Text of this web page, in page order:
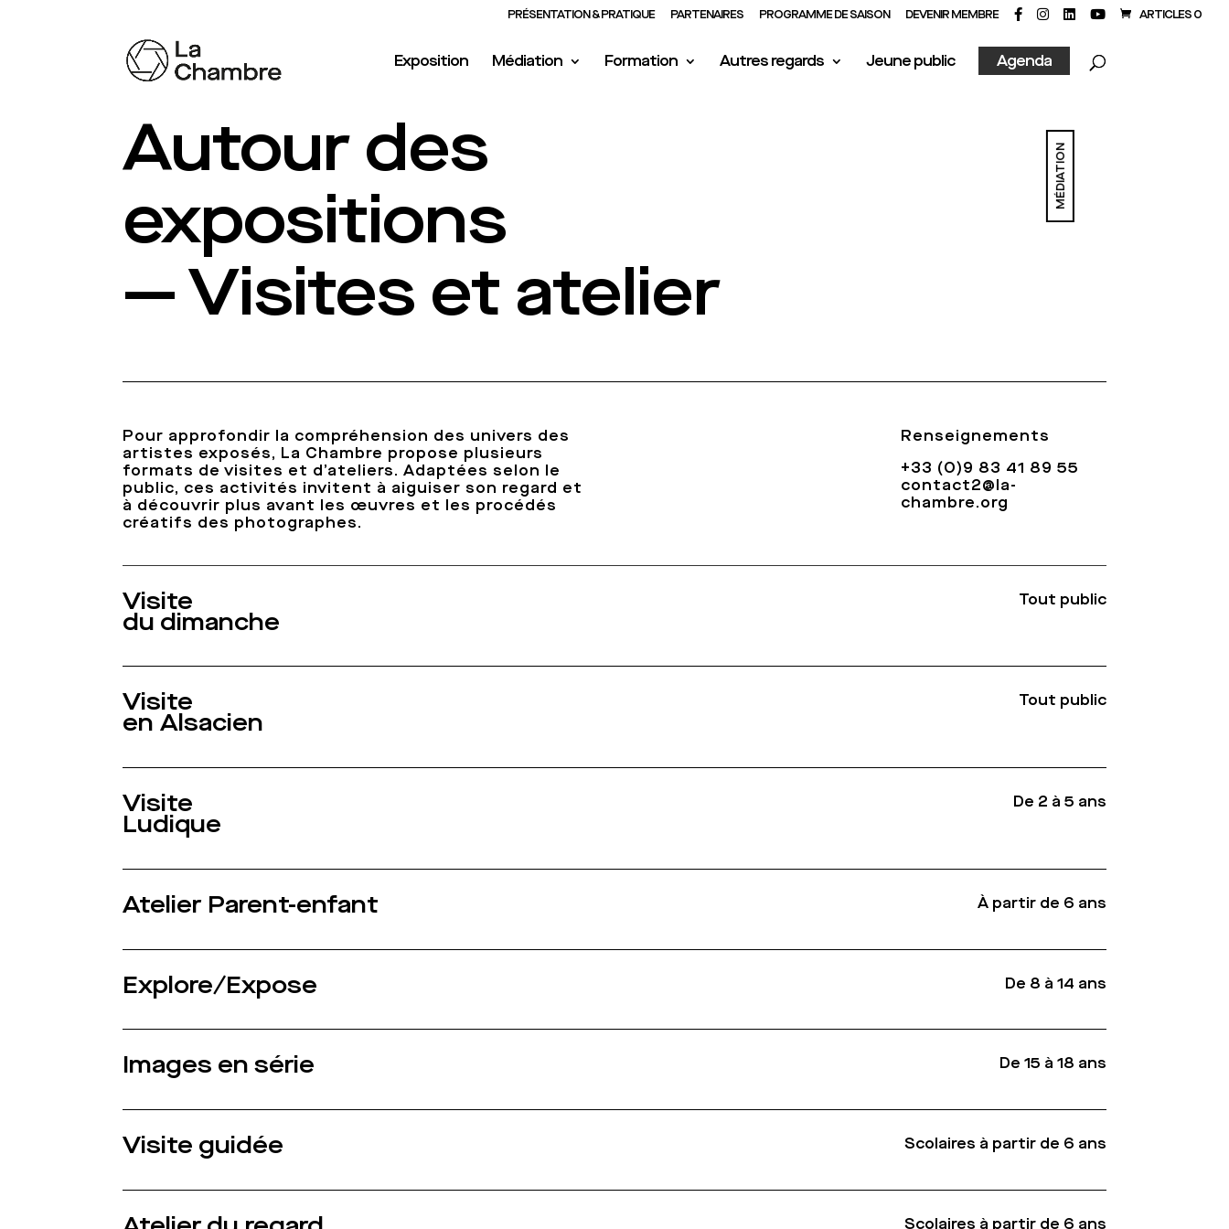
PRÉSENTATION & PRATIQUE PARTENAIRES PROGRAMME DE SAISON DEVENIR MEMBRE ARTICLES 0
Exposition Médiation Formation Autres regards Jeune public Agenda
Autour des
expositions
— Visites et atelier
MÉDIATION
Pour approfondir la compréhension des univers des
artistes exposés, La Chambre propose plusieurs
formats de visites et d’ateliers. Adaptées selon le
public, ces activités invitent à aiguiser son regard et
à découvrir plus avant les œuvres et les procédés
créatifs des photographes.
Renseignements
+33 (0)9 83 41 89 55
contact2@la-
chambre.org
Visite
du dimanche
Tout public
Visite
en Alsacien
Tout public
Visite
Ludique
De 2 à 5 ans
Atelier Parent-enfant À partir de 6 ans
Explore/Expose De 8 à 14 ans
Images en série De 15 à 18 ans
Visite guidée Scolaires à partir de 6 ans
Scolaires à partir de 6 ans